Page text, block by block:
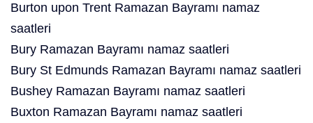
Burton upon Trent Ramazan Bayramı namaz
saatleri
Bury Ramazan Bayramı namaz saatleri
Bury St Edmunds Ramazan Bayramı namaz saatleri
Bushey Ramazan Bayramı namaz saatleri
Buxton Ramazan Bayramı namaz saatleri